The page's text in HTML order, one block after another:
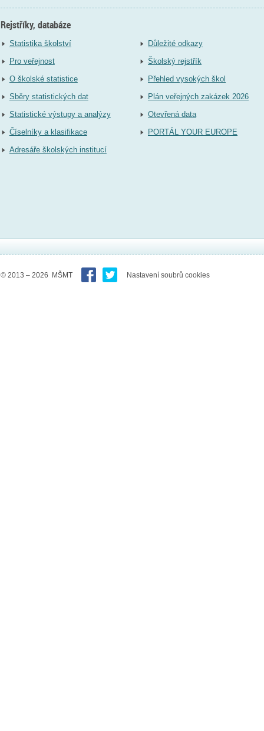
Rejstříky, databáze
Statistika školství
Pro veřejnost
O školské statistice
Sběry statistických dat
Statistické výstupy a analýzy
Číselníky a klasifikace
Adresáře školských institucí
Důležité odkazy
Školský rejstřík
Přehled vysokých škol
Plán veřejných zakázek 2026
Otevřená data
PORTÁL YOUR EUROPE
© 2013 – 2026 MŠMT Nastavení soubrů cookies